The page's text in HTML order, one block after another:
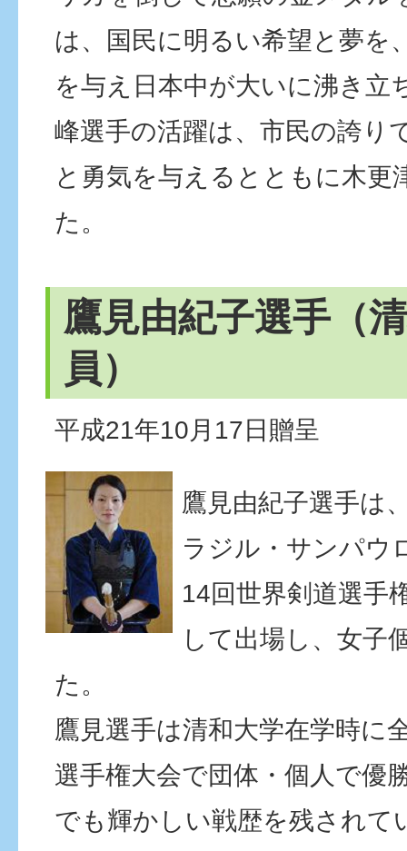
は、国民に明るい希望と夢を
を与え日本中が大いに沸き立
峰選手の活躍は、市民の誇り
と勇気を与えるとともに木更
た。
鷹見由紀子選手（
員）
平成21年10月17日贈呈
鷹見由紀子選手は
ラジル・サンパウ
14回世界剣道選手
して出場し、女子
た。
鷹見選手は清和大学在学時に
選手権大会で団体・個人で優
でも輝かしい戦歴を残されて